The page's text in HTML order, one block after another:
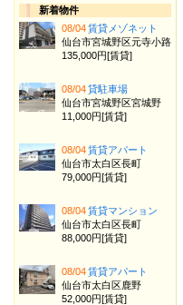
新着物件
08/04賃貸メゾネット
仙台市宮城野区元寺小路
135,000円[賃貸]
08/04貸駐車場
仙台市宮城野区宮城野
11,000円[賃貸]
08/04賃貸アパート
仙台市太白区長町
79,000円[賃貸]
08/04賃貸マンション
仙台市太白区長町
88,000円[賃貸]
08/04賃貸アパート
仙台市太白区鹿野
52,000円[賃貸]